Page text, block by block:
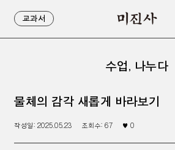
교과서
수업, 나누다
물체의 감각 새롭게 바라보기
작성일: 2025.05.23 조회수:67 ♥ 0